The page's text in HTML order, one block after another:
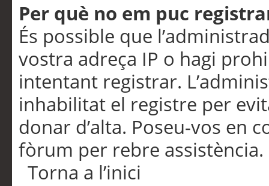
Per què no em puc
És possible que
vostra adreça IP o hagi
intentant registrar.
inhabilitat el registre per
donar d’alta. Poseu-vos en
fòrum per rebre assistència.
Torna a l’inici